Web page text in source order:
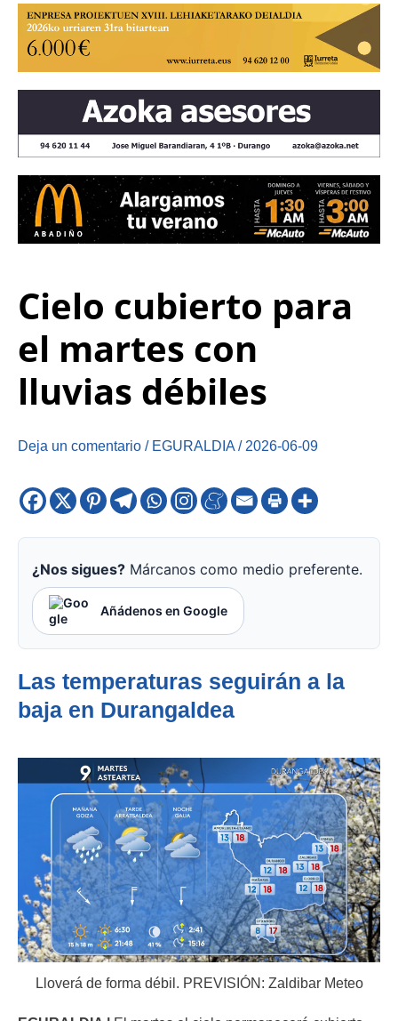
Cielo cubierto para
el martes con
lluvias débiles
Deja un comentario / EGURALDIA / 2026-06-09
¿Nos sigues? Márcanos como medio preferente.
Añádenos en Google
Las temperaturas seguirán a la
baja en Durangaldea
Lloverá de forma débil. PREVISIÓN: Zaldibar Meteo